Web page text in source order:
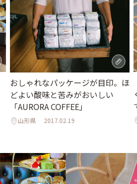
おしゃれなパッケージが目印。ほ
どよい酸味と苦みがおいしい
「AURORA COFFEE」
山形県 2017.02.19